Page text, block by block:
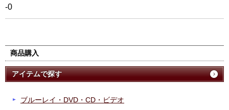
-0
商品購入
アイテムで探す
ブルーレイ・DVD・CD・ビデオ